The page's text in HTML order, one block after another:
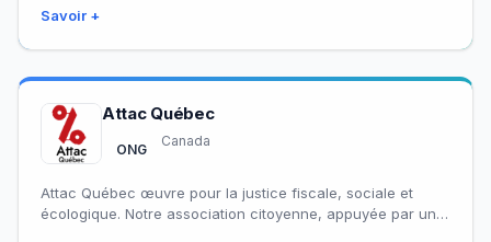
Savoir +
Attac Québec
ONG
Canada
Attac Québec œuvre pour la justice fiscale, sociale et
écologique. Notre association citoyenne, appuyée par une